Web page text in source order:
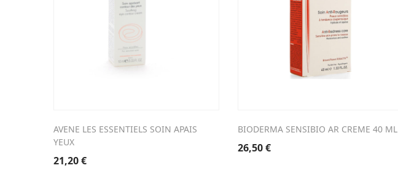
AVENE LES ESSENTIELS SOIN APAIS
YEUX
21,20€
BIODERMA SENSIBIO AR CREME 40 ML
26,50€